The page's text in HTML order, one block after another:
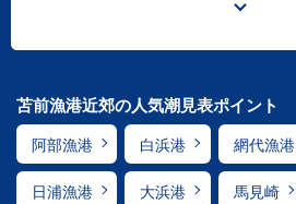
苫前漁港近郊の人気潮見表ポイント
阿部漁港 白浜港 網代漁港
日浦漁港 大浜港 馬見崎